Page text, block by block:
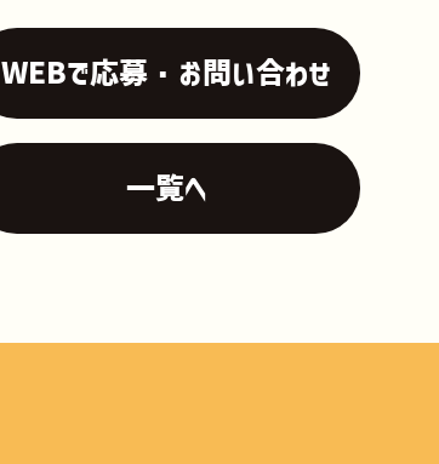
WEBで応募・お問い合わせ
一覧へ